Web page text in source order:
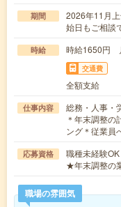
期間
2026年11月
始日もご相談
時給 時給1650円
交通費
全額支給
仕事内容
総務・人事・
＊年末調整の
ング＊従業員
応募資格
職種未経験
★年末調整の
職場の雰囲気